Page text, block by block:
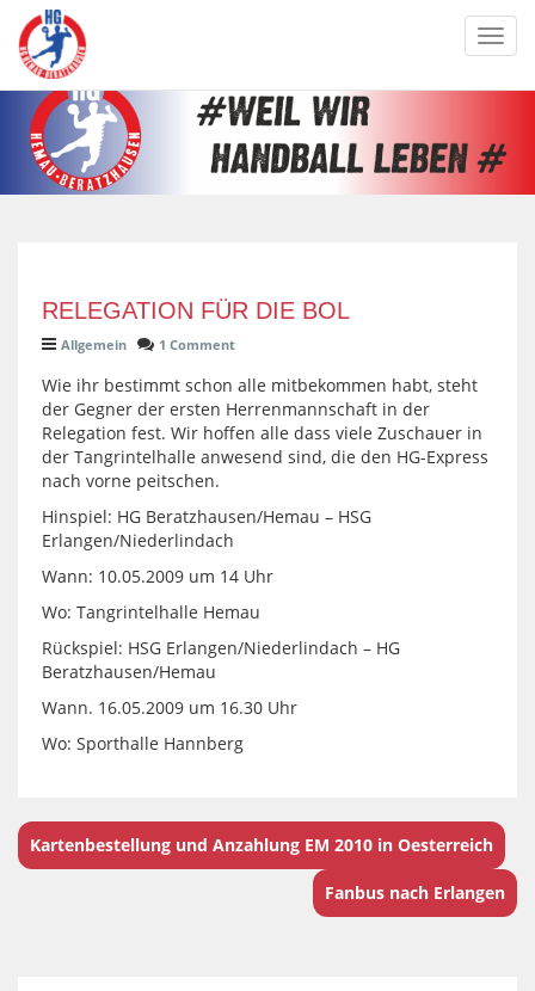
RELEGATION FÜR DIE BOL
Allgemein 1 Comment
Wie ihr bestimmt schon alle mitbekommen habt, steht
der Gegner der ersten Herrenmannschaft in der
Relegation fest. Wir hoffen alle dass viele Zuschauer in
der Tangrintelhalle anwesend sind, die den HG-Express
nach vorne peitschen.
Hinspiel: HG Beratzhausen/Hemau – HSG
Erlangen/Niederlindach
Wann: 10.05.2009 um 14 Uhr
Wo: Tangrintelhalle Hemau
Rückspiel: HSG Erlangen/Niederlindach – HG
Beratzhausen/Hemau
Wann. 16.05.2009 um 16.30 Uhr
Wo: Sporthalle Hannberg
Kartenbestellung und Anzahlung EM 2010 in Oesterreich
Fanbus nach Erlangen